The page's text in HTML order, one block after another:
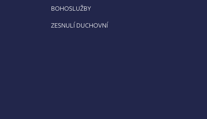
BOHOSLUŽBY
ZESNULÍ DUCHOVNÍ